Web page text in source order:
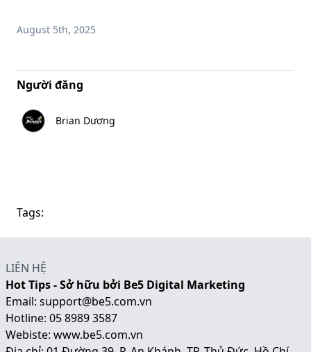
August 5th, 2025
Người đăng
Brian Dương
Tags:
LIÊN HỆ
Hot Tips - Sở hữu bởi Be5 Digital Marketing
Email: support@be5.com.vn
Hotline: 05 8989 3587
Webiste: www.be5.com.vn